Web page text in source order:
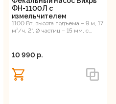
ФН-1100Л с
измельчителем
1100 Вт, высота подъема – 9 м, 17
м³/ч, 2”, Ø частиц – 15 мм, с
10 990 p.